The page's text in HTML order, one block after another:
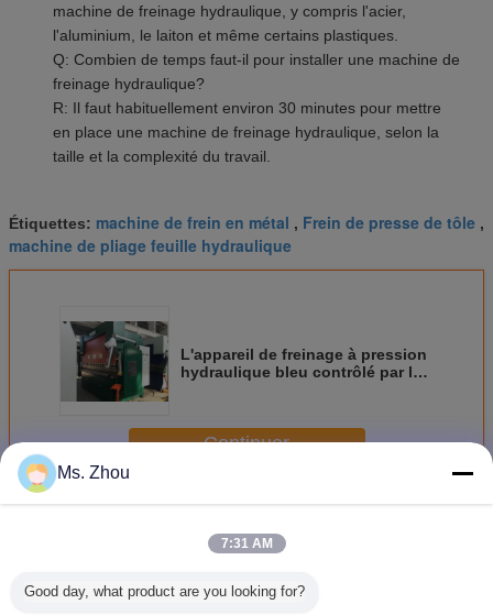
machine de freinage hydraulique, y compris l'acier,
l'aluminium, le laiton et même certains plastiques.
Q: Combien de temps faut-il pour installer une machine de
freinage hydraulique?
R: Il faut habituellement environ 30 minutes pour mettre
en place une machine de freinage hydraulique, selon la
taille et la complexité du travail.
Étiquettes: machine de frein en métal , Frein de presse de tôle ,
machine de pliage feuille hydraulique
L'appareil de freinage à pression
hydraulique bleu contrôlé par le
Continuer
PlusMachine de frein de presse hydraulique
Ms. Zhou
7:31 AM
Good day, what product are you looking for?